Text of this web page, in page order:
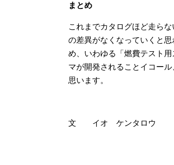
まとめ
これまでカタログほど走ら
の差異がなくなっていくと
め、いわゆる「燃費テスト
マが開発されることイコー
思います。
文 イオ ケンタロウ